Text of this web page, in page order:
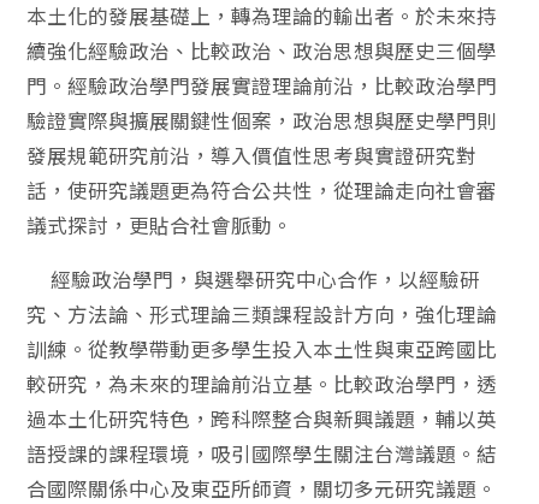
本土化的發展基礎上，轉為理論的輸出者。於未來持
續強化經驗政治、比較政治、政治思想與歷史三個學
門。經驗政治學門發展實證理論前沿，比較政治學門
驗證實際與擴展關鍵性個案，政治思想與歷史學門則
發展規範研究前沿，導入價值性思考與實證研究對
話，使研究議題更為符合公共性，從理論走向社會審
議式探討，更貼合社會脈動。
經驗政治學門，與選舉研究中心合作，以經驗研
究、方法論、形式理論三類課程設計方向，強化理論
訓練。從教學帶動更多學生投入本土性與東亞跨國比
較研究，為未來的理論前沿立基。比較政治學門，透
過本土化研究特色，跨科際整合與新興議題，輔以英
語授課的課程環境，吸引國際學生關注台灣議題。結
合國際關係中心及東亞所師資，關切多元研究議題。